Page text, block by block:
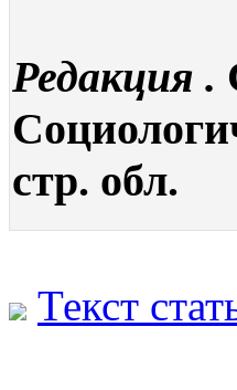
Редакция .
стр. обл.
Текст